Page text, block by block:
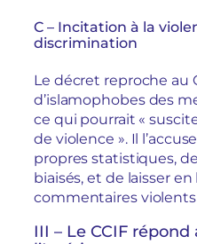
C – Incitation à la
discrimination
Le décret reproche au
d’islamophobes des
ce qui pourrait «
de violence ». Il
propres statistiques,
biaisés, et de laisser
commentaires
III – Le CCIF